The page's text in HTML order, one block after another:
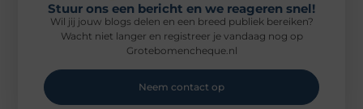
Stuur ons een bericht en we reageren snel!
Wil jij jouw blogs delen en een breed publiek bereiken?
Wacht niet langer en registreer je vandaag nog op
Grotebomencheque.nl
Neem contact op